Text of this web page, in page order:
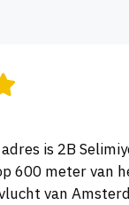
is 2B
600 meter van
van